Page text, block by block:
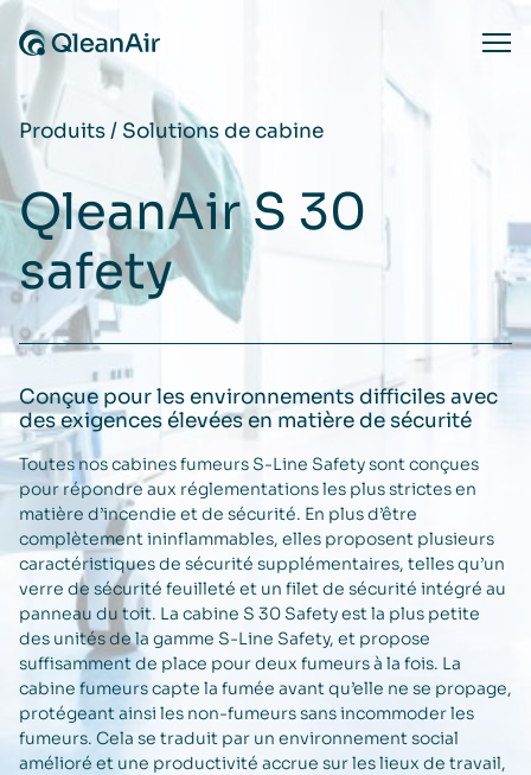
Aller au contenu
Produits/ Solutions de cabine
QleanAir S 30
safety
Conçue pour les environnements difficiles avec
des exigences élevées en matière de sécurité
Toutes nos cabines fumeurs S-Line Safety sont conçues
pour répondre aux réglementations les plus strictes en
matière d’incendie et de sécurité. En plus d’être
complètement ininflammables, elles proposent plusieurs
caractéristiques de sécurité supplémentaires, telles qu’un
verre de sécurité feuilleté et un filet de sécurité intégré au
panneau du toit. La cabine S 30 Safety est la plus petite
des unités de la gamme S-Line Safety, et propose
suffisamment de place pour deux fumeurs à la fois. La
cabine fumeurs capte la fumée avant qu’elle ne se propage,
protégeant ainsi les non-fumeurs sans incommoder les
fumeurs. Cela se traduit par un environnement social
amélioré et une productivité accrue sur les lieux de travail,